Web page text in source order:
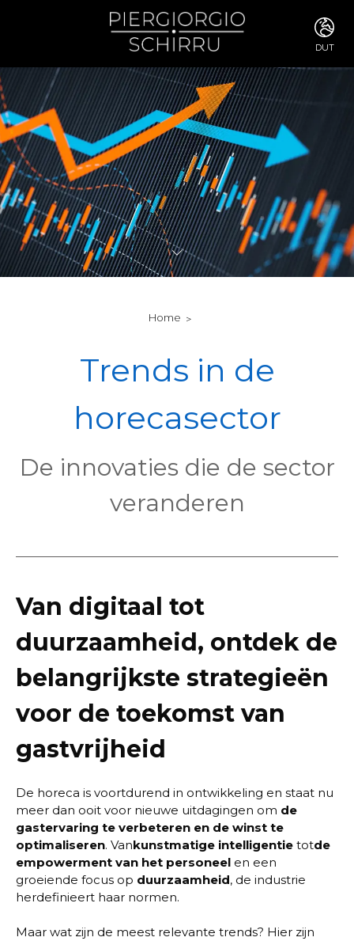
DUT
ITA
JPN
SVE
POR
ARA
DUT
KOR
Home
Trends in de
horecasector
De innovaties die de sector
veranderen
Van digitaal tot
duurzaamheid, ontdek de
belangrijkste strategieën
voor de toekomst van
gastvrijheid
De horeca is voortdurend in ontwikkeling en staat nu
meer dan ooit voor nieuwe uitdagingen om de
gastervaring te verbeteren en de winst te
optimaliseren. Vankunstmatige intelligentie totde
empowerment van het personeel en een
groeiende focus op duurzaamheid, de industrie
herdefinieert haar normen.
Maar wat zijn de meest relevante trends? Hier zijn